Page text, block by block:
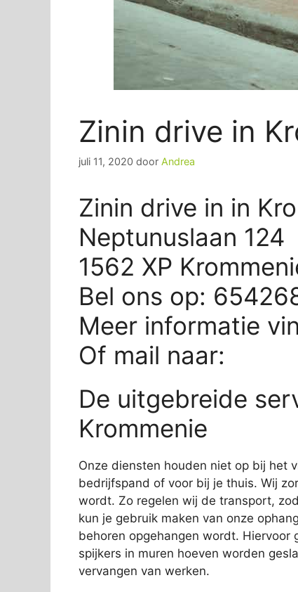
Zinin drive in
juli 11, 2020 door Andrea
Zinin drive in in
Neptunuslaan 124
1562 XP
Bel ons op:
Meer informatie
Of mail naar:
De uitgebreide
Krommenie
Onze diensten houden niet op bij het
bedrijfspand of voor bij je thuis. Wij
wordt. Zo regelen wij de transport,
kun je gebruik maken van onze
behoren opgehangen wordt.
spijkers in muren hoeven worden
vervangen van werken.